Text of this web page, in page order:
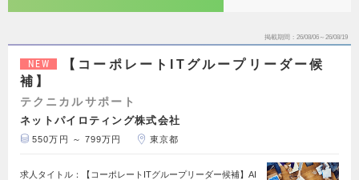
掲載期間 26/08/06～26/08/19
NEW
【コーポレートITグループリーダー候
補】
テクニカルサポート
ネットパイロティング株式会社
550万円 ～ 799万円 東京都
求人タイトル：【コーポレートITグループリーダー候補】AI